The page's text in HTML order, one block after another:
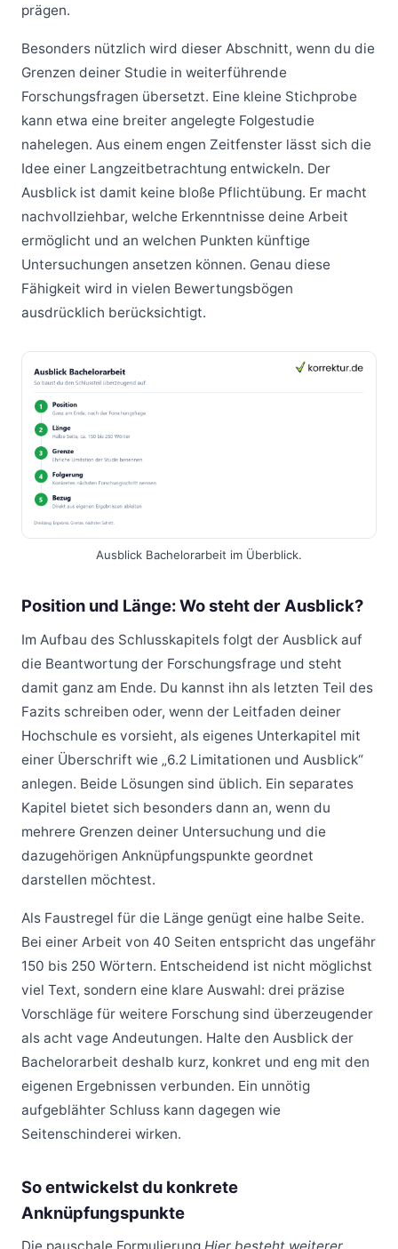
prägen.
Besonders nützlich wird dieser Abschnitt, wenn du die
Grenzen deiner Studie in weiterführende
Forschungsfragen übersetzt. Eine kleine Stichprobe
kann etwa eine breiter angelegte Folgestudie
nahelegen. Aus einem engen Zeitfenster lässt sich die
Idee einer Langzeitbetrachtung entwickeln. Der
Ausblick ist damit keine bloße Pflichtübung. Er macht
nachvollziehbar, welche Erkenntnisse deine Arbeit
ermöglicht und an welchen Punkten künftige
Untersuchungen ansetzen können. Genau diese
Fähigkeit wird in vielen Bewertungsbögen
ausdrücklich berücksichtigt.
Ausblick Bachelorarbeit im Überblick.
Position und Länge: Wo steht der Ausblick?
Im Aufbau des Schlusskapitels folgt der Ausblick auf
die Beantwortung der Forschungsfrage und steht
damit ganz am Ende. Du kannst ihn als letzten Teil des
Fazits schreiben oder, wenn der Leitfaden deiner
Hochschule es vorsieht, als eigenes Unterkapitel mit
einer Überschrift wie „6.2 Limitationen und Ausblick“
anlegen. Beide Lösungen sind üblich. Ein separates
Kapitel bietet sich besonders dann an, wenn du
mehrere Grenzen deiner Untersuchung und die
dazugehörigen Anknüpfungspunkte geordnet
darstellen möchtest.
Als Faustregel für die Länge genügt eine halbe Seite.
Bei einer Arbeit von 40 Seiten entspricht das ungefähr
150 bis 250 Wörtern. Entscheidend ist nicht möglichst
viel Text, sondern eine klare Auswahl: drei präzise
Vorschläge für weitere Forschung sind überzeugender
als acht vage Andeutungen. Halte den Ausblick der
Bachelorarbeit deshalb kurz, konkret und eng mit den
eigenen Ergebnissen verbunden. Ein unnötig
aufgeblähter Schluss kann dagegen wie
Seitenschinderei wirken.
So entwickelst du konkrete
Anknüpfungspunkte